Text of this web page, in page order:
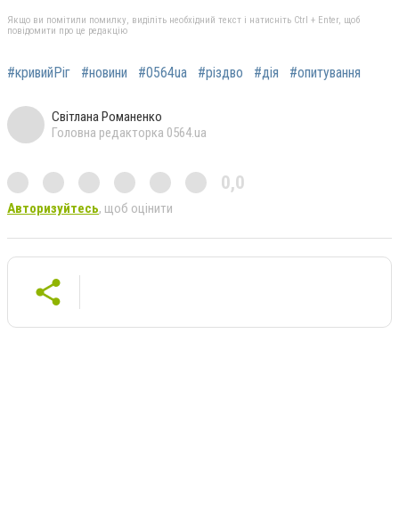
Якщо ви помітили помилку, виділіть необхідний текст і натисніть Ctrl + Enter, щоб
повідомити про це редакцію
#кривийРіг #новини #0564ua #різдво #дія #опитування
Світлана Романенко
Головна редакторка 0564.ua
0,0
Авторизуйтесь, щоб оцінити